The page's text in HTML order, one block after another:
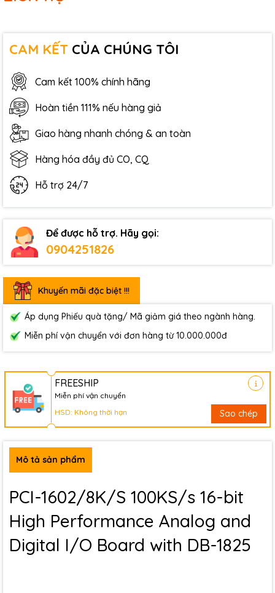
CAM KẾT CỦA CHÚNG TÔI
Cam kết 100% chính hãng
Hoàn tiền 111% nếu hàng giả
Giao hàng nhanh chóng & an toàn
Hàng hóa đầy đủ CO, CQ
Hỗ trợ 24/7
Để được hỗ trợ. Hãy gọi:
0904251826
Khuyến mãi đặc biệt !!!
Áp dụng Phiếu quà tặng/ Mã giảm giá theo ngành hàng.
Miễn phí vận chuyển với đơn hàng từ 10.000.000đ
FREESHIP
Miễn phí vận chuyển
HSD: Không thời hạn
Sao chép
Mô tả sản phẩm
PCI-1602/8K/S 100KS/s 16-bit
High Performance Analog and
Digital I/O Board with DB-1825